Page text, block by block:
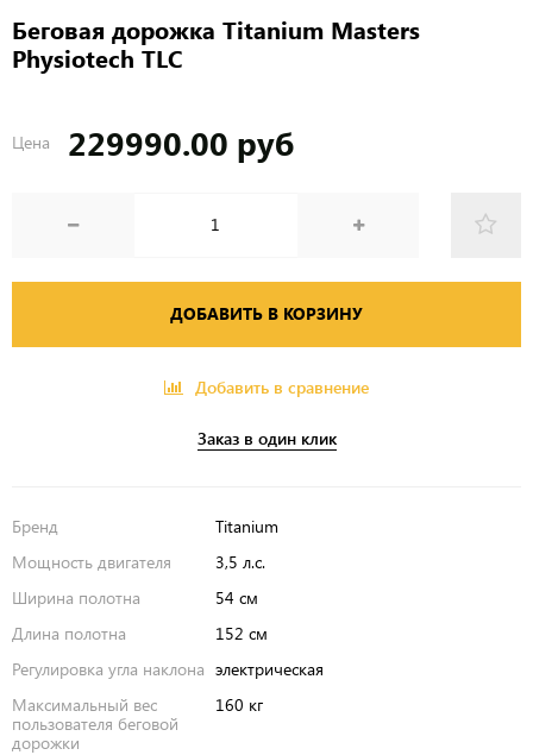
Беговая дорожка Titanium Masters
Physiotech TLC
Цена 229990.00 руб
ДОБАВИТЬ В КОРЗИНУ
Добавить в сравнение
Заказ в один клик
Бренд
Titanium
Мощность двигателя
3,5 л.с.
Ширина полотна
54 см
Длина полотна
152 см
Регулировка угла наклона электрическая
Максимальный вес
пользователя беговой
дорожки
160 кг